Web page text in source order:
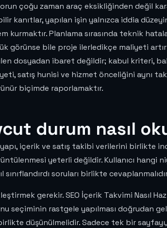
çoğu zaman araç eksikliğinden değil
kanıtlar, yapılan işin yalnızca iddia
Planlama sırasında teknik
görünse bile proje ilerledikçe maliyeti
dosyadan ibaret değildir; kabul kriteri,
satış hunisi ve hizmet önceliğini
biçimde raporlamaktır.
durum nasıl
içerik ve satış takibi verilerini birlikte
yeterli değildir. Kullanıcı hangi
soruları birlikte
gerekir. SEO İçerik Takvimi Nasıl
seçiminin rastgele yapılması doğrudan
düşünülmelidir. Sadece tek bir